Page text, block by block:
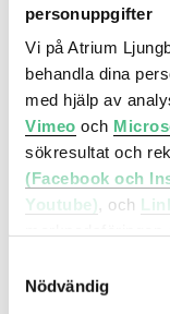
personuppgifter
Vi på Atrium
behandla dina
med hjälp av
Vimeo och
sökresultat och
(Facebook och
Youtube), och
annan information
information som
Nödvändig
Hur
Vi har
Läs mer